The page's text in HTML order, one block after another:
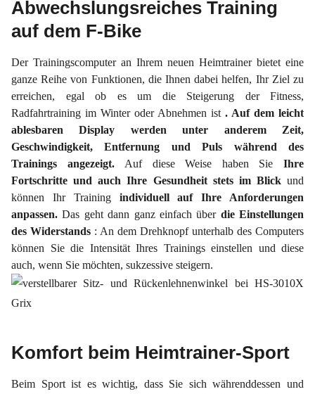
Abwechslungsreiches Training
auf dem F-Bike
Der Trainingscomputer an Ihrem neuen Heimtrainer bietet eine
ganze Reihe von Funktionen, die Ihnen dabei helfen, Ihr Ziel zu
erreichen, egal ob es um die Steigerung der Fitness,
Radfahrtraining im Winter oder Abnehmen ist . Auf dem leicht
ablesbaren Display werden unter anderem Zeit,
Geschwindigkeit, Entfernung und Puls während des
Trainings angezeigt. Auf diese Weise haben SieIhre
Fortschritte und auch Ihre Gesundheit stets im Blick und
können Ihr Training individuell auf Ihre Anforderungen
anpassen.Das geht dann ganz einfach über die Einstellungen
des Widerstands : An dem Drehknopf unterhalb des Computers
können Sie die Intensität Ihres Trainings einstellen und diese
auch, wenn Sie möchten, sukzessive steigern.
Komfort beim Heimtrainer-Sport
Beim Sport ist es wichtig, dass Sie sich währenddessen und